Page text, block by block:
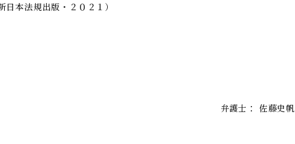
本法規出版・２０２１）
弁護士： 佐藤史帆